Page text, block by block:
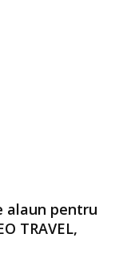
alaun pentru
TRAVEL,